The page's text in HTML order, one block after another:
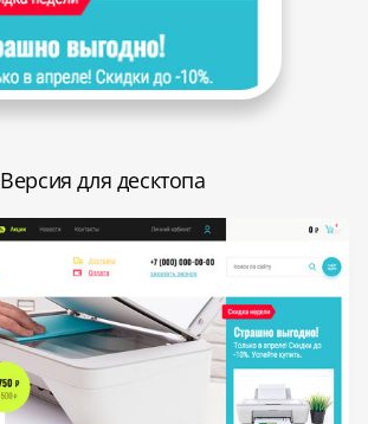
Версия для десктопа